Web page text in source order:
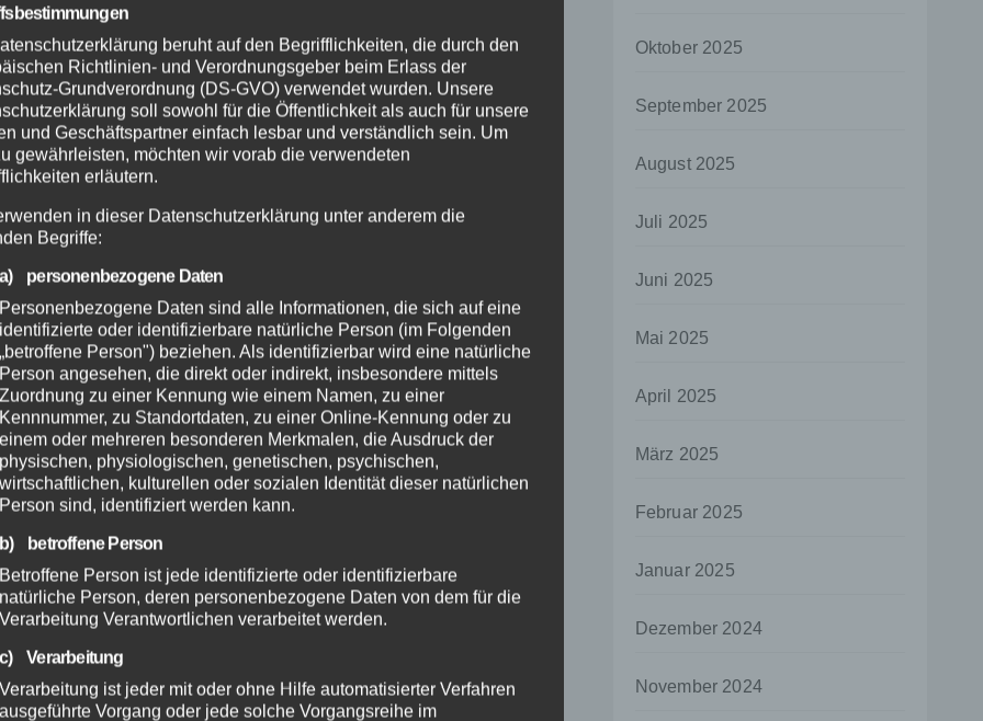
Oktober 2025
September 2025
August 2025
Juli 2025
Juni 2025
Mai 2025
April 2025
März 2025
Februar 2025
Januar 2025
Dezember 2024
November 2024
beruht auf den Begrifflichkeiten, die durch den
Richtlinien- und Verordnungsgeber beim Erlass der
Grundverordnung (DS-GVO) verwendet wurden. Unsere
soll sowohl für die Öffentlichkeit als auch für unsere
und Geschäftspartner einfach lesbar und verständlich sein. Um
gewährleisten, möchten wir vorab die verwendeten
erläutern.
in dieser Datenschutzerklärung unter anderem die
Begriffe:
a) personenbezogene Daten
Personenbezogene Daten sind alle Informationen, die sich auf eine
identifizierte oder identifizierbare natürliche Person (im Folgenden
„betroffene Person") beziehen. Als identifizierbar wird eine natürliche
Person angesehen, die direkt oder indirekt, insbesondere mittels
Zuordnung zu einer Kennung wie einem Namen, zu einer
Kennnummer, zu Standortdaten, zu einer Online-Kennung oder zu
einem oder mehreren besonderen Merkmalen, die Ausdruck der
physischen, physiologischen, genetischen, psychischen,
wirtschaftlichen, kulturellen oder sozialen Identität dieser natürlichen
Person sind, identifiziert werden kann.
b) betroffene Person
Betroffene Person ist jede identifizierte oder identifizierbare
natürliche Person, deren personenbezogene Daten von dem für die
Verarbeitung Verantwortlichen verarbeitet werden.
c) Verarbeitung
Verarbeitung ist jeder mit oder ohne Hilfe automatisierter Verfahren
ausgeführte Vorgang oder jede solche Vorgangsreihe im